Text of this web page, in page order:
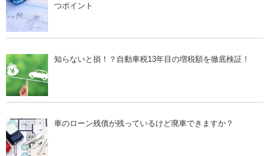
つポイント
知らないと損！？自動車税13年目の増税額を徹底検証！
車のローン残債が残っているけど廃車できますか？